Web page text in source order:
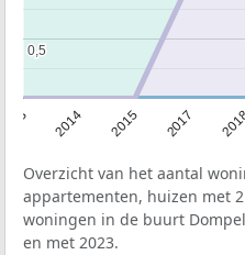
2014 2015 2017
0,5
0,5
Overzicht van het aantal
appartementen, huizen met
woningen in de buurt
en met 2023.